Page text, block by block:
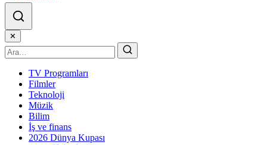
✕
TV Programları
Filmler
Teknoloji
Müzik
Bilim
İş ve finans
2026 Dünya Kupası